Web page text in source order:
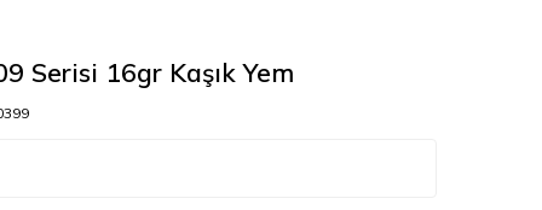
Serisi 16gr Kaşık Yem